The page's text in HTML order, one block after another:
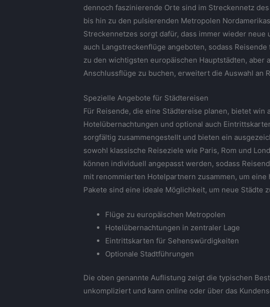
dennoch faszinierende Orte sind im Streckennetz
bis hin zu den pulsierenden Metropolen
Streckennetzes sorgt dafür, dass immer wieder
auch Langstreckenflüge angeboten, sodass
zu den wichtigsten europäischen Hauptstädten,
Anschlussflüge zu buchen, erweitert die Auswahl an
Spezielle Angebote für Städtereisen
Für Reisende, die eine Städtereise planen, bietet
Hotelübernachtungen und optional auch
sorgfältig zusammengestellt und bieten ein
sowohl klassische Reiseziele wie Paris, Rom und
können individuell angepasst werden, sodass
mit renommierten Hotelpartnern zusammen, um
Pakete sind eine ideale Möglichkeit, um neue Städte
Flüge zu europäischen Metropolen
Hotelübernachtungen in zentraler Lage
Eintrittskarten für Sehenswürdigkeiten
Optionale Stadtführungen
Die oben genannte Auflistung zeigt die typischen
unkompliziert und kann online oder über das